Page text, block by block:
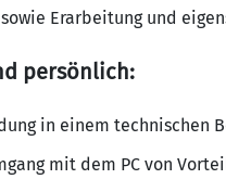
Erarbeitung und
persönlich:
in einem technischen
mit dem PC von